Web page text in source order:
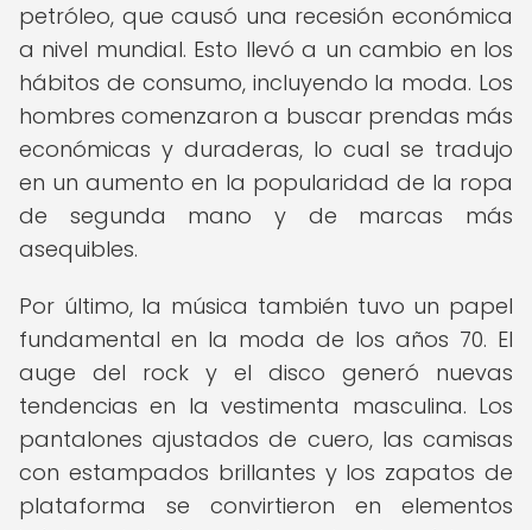
petróleo, que causó una recesión económica
a nivel mundial. Esto llevó a un cambio en los
hábitos de consumo, incluyendo la moda. Los
hombres comenzaron a buscar prendas más
económicas y duraderas, lo cual se tradujo
en un aumento en la popularidad de la ropa
de segunda mano y de marcas más
asequibles.
Por último, la música también tuvo un papel
fundamental en la moda de los años 70. El
auge del rock y el disco generó nuevas
tendencias en la vestimenta masculina. Los
pantalones ajustados de cuero, las camisas
con estampados brillantes y los zapatos de
plataforma se convirtieron en elementos